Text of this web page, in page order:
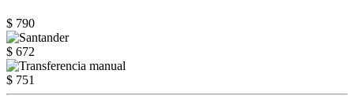
$ 790
$ 672
$ 751